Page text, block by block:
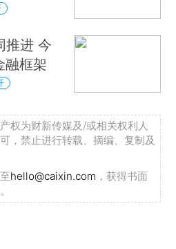
推进 今
融框架
权为财新传媒及/或相关权利人
，禁止进行转载、摘编、复制及
hello@caixin.com ，获得书面